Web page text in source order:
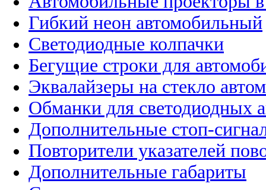
Гибкий неон автомобильный
Светодиодные колпачки
Бегущие строки для
Эквалайзеры на стекло
Обманки для светодиодных
Дополнительные стоп-
Повторители указателей
Дополнительные габариты